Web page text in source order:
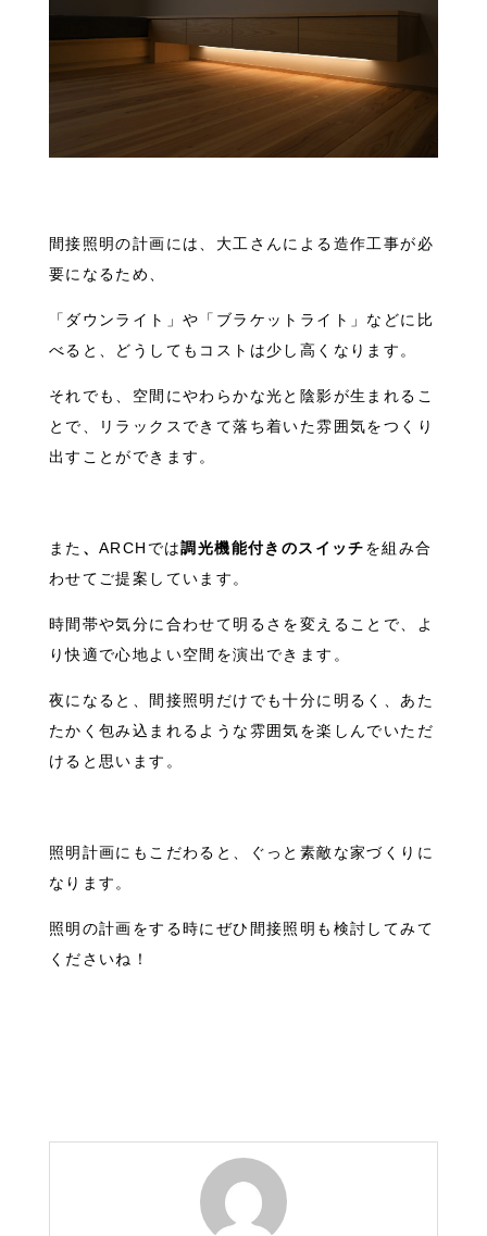
間接照明の計画には、大工さんによる造作工事が必
要になるため、
「ダウンライト」や「ブラケットライト」などに比
べると、どうしてもコストは少し高くなります。
それでも、空間にやわらかな光と陰影が生まれるこ
とで、リラックスできて落ち着いた雰囲気をつくり
出すことができます。
また 、ARCHでは調光機能付きのスイッチを組み合
わせてご提案しています。
時間帯や気分に合わせて明るさを変えることで、よ
り快適で心地よい空間を演出できます。
夜になると、間接照明だけでも十分に明るく、あた
たかく包み込まれるような雰囲気を楽しんでいただ
けると思います。
照明計画にもこだわると、ぐっと素敵な家づくりに
なります。
照明の計画をする時にぜひ間接照明も検討してみて
くださいね！